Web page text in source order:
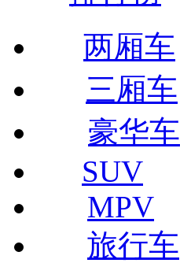
两厢车
三厢车
豪华车
SUV
MPV
旅行车